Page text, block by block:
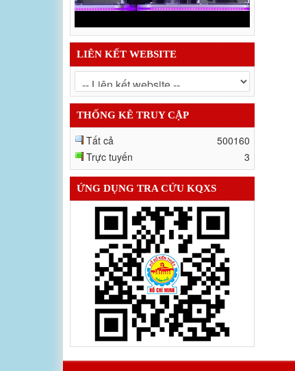
LIÊN KẾT WEBSITE
THỐNG KÊ TRUY CẬP
Tất cả
500160
Trực tuyến
3
ỨNG DỤNG TRA CỨU KQXS